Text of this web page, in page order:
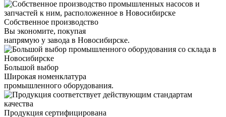
Собственное производство
Вы экономите, покупая
напрямую у завода в Новосибирске.
Большой выбор
Широкая номенклатура
промышленного оборудования.
Продукция сертифицирована